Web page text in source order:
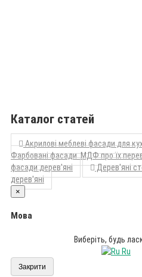
Каталог статей
Акрилові меблеві фасади для
Фарбовані фасади МДФ про їх
фасади дерев'яні
Дерев'яні
дерев'яні
×
Мова
Виберіть, будь
Ru
Закрити